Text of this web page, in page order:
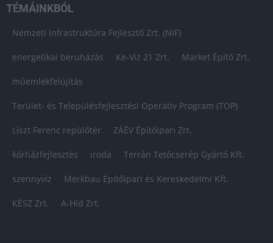
TÉMÁINKBÓL
Nemzeti Infrastruktúra Fejlesztő Zrt. (NIF)
energetikai beruházás Ke-Víz 21 Zrt. Market Építő Zrt.
műemlékfelújítás
Terület- és Településfejlesztési Operatív Program (TOP)
Liszt Ferenc repülőtér ZÁÉV Építőipari Zrt.
kórházfejlesztés iroda Terrán Tetőcserép Gyártó Kft.
szennyvíz Merkbau Építőipari és Kereskedelmi Kft.
KÉSZ Zrt. A-Híd Zrt.